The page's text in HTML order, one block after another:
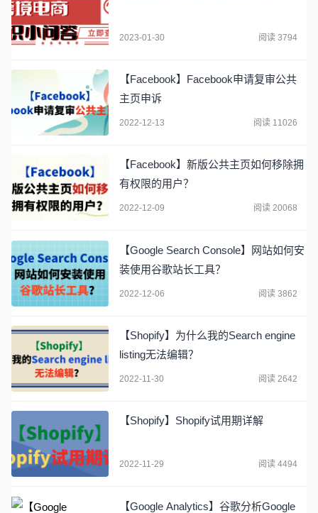
2023-01-30 阅读 3794
【Facebook】Facebook申请复审公共
主页申诉
2022-12-13 阅读 11026
【Facebook】新版公共主页如何移除拥
有权限的用户？
2022-12-09 阅读 20068
【Google Search Console】网站如何安
装使用谷歌站长工具？
2022-12-06 阅读 3862
【Shopify】为什么我的Search engine
listing无法编辑？
2022-11-30 阅读 2642
【Shopify】Shopify试用期详解
2022-11-29 阅读 4494
【Google Analytics】谷歌分析Google